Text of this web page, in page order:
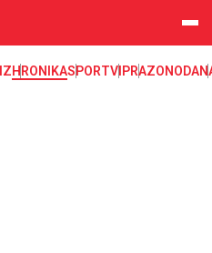
krađa, pljačka, hapšenje, policija,
HRONIKASPORTVIPRAZONODA